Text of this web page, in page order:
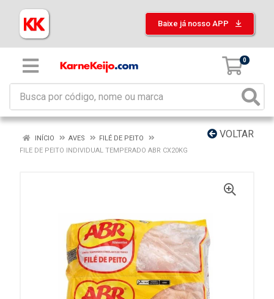
Baixe já nosso APP
0
VOLTAR
INÍCIO AVES
FILÉ DE PEITO
FILE DE PEITO INDIVIDUAL TEMPERADO ABR CX20KG